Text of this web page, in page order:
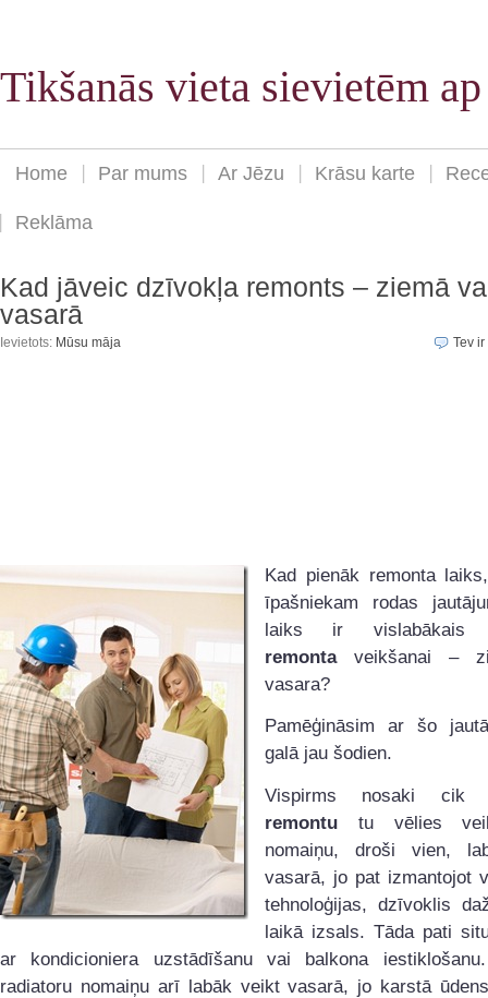
Tikšanās vieta sievietēm
Home Par mums Ar Jēzu Krāsu karte
Reklāma
Kad jāveic dzīvokļa remonts – ziemā
vasarā
Ievietots: Mūsu māja Tev ir
Kad pienāk remonta
īpašniekam rodas
laiks ir
remontaveikšanai –
vasara?
Pamēģināsim ar šo
galā jau šodien.
Vispirms nosaki cik
remontu tu vēlies
nomaiņu, droši vien,
vasarā, jo pat izmantojot
tehnoloģijas, dzīvoklis
laikā izsals. Tāda pati
ar kondicioniera uzstādīšanu vai balkona
radiatoru nomaiņu arī labāk veikt vasarā, jo karstā